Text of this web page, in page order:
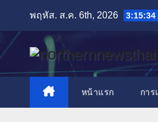
content
พฤหัส. ส.ค. 6th, 2026 3:15:37
หน้าแรก การ